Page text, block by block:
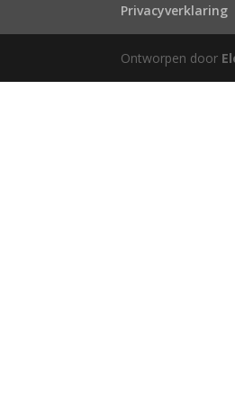
Privacyverklaring
Ontworpen door